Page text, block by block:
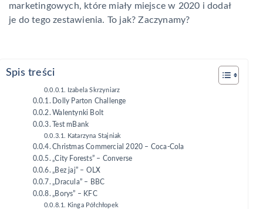
marketingowych, które miały miejsce w 2020 i dodał
je do tego zestawienia. To jak? Zaczynamy?
Spis treści
Izabela Skrzyniarz
Dolly Parton Challenge
Walentynki Bolt
Test mBank
Katarzyna Stajniak
Christmas Commercial 2020 – Coca-Cola
„City Forests” – Converse
„Bez jaj” – OLX
„Dracula” – BBC
„Borys” – KFC
Kinga Półchłopek